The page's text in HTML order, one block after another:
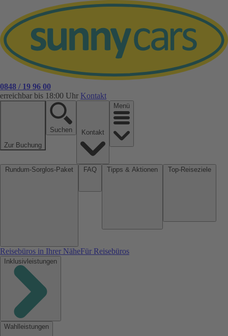
0848 / 19 96 00
erreichbar bis 18:00 Uhr Kontakt
Zur Buchung
Suchen
Menü
Reisebüros in Ihrer NäheFür Reisebüros
Inklusivleistungen
Wahlleistungen